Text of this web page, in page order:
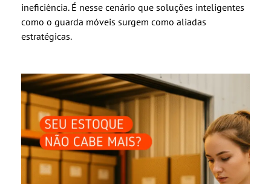
ineficiência. É nesse cenário que soluções inteligentes
como o guarda móveis surgem como aliadas
estratégicas.